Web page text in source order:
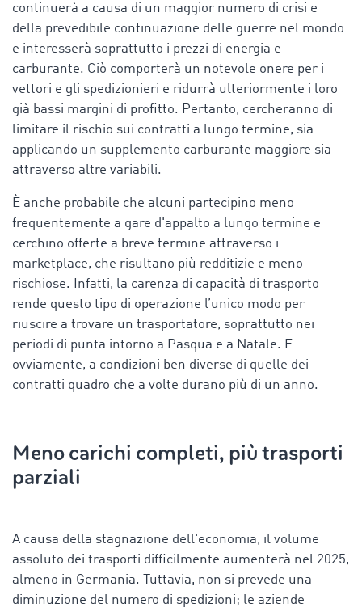
continuerà a causa di un maggior numero di crisi e
della prevedibile continuazione delle guerre nel mondo
e interesserà soprattutto i prezzi di energia e
carburante. Ciò comporterà un notevole onere per i
vettori e gli spedizionieri e ridurrà ulteriormente i loro
già bassi margini di profitto. Pertanto, cercheranno di
limitare il rischio sui contratti a lungo termine, sia
applicando un supplemento carburante maggiore sia
attraverso altre variabili.
È anche probabile che alcuni partecipino meno
frequentemente a gare d'appalto a lungo termine e
cerchino offerte a breve termine attraverso i
marketplace, che risultano più redditizie e meno
rischiose. Infatti, la carenza di capacità di trasporto
rende questo tipo di operazione l’unico modo per
riuscire a trovare un trasportatore, soprattutto nei
periodi di punta intorno a Pasqua e a Natale. E
ovviamente, a condizioni ben diverse di quelle dei
contratti quadro che a volte durano più di un anno.
Meno carichi completi, più trasporti
parziali
A causa della stagnazione dell'economia, il volume
assoluto dei trasporti difficilmente aumenterà nel 2025,
almeno in Germania. Tuttavia, non si prevede una
diminuzione del numero di spedizioni; le aziende